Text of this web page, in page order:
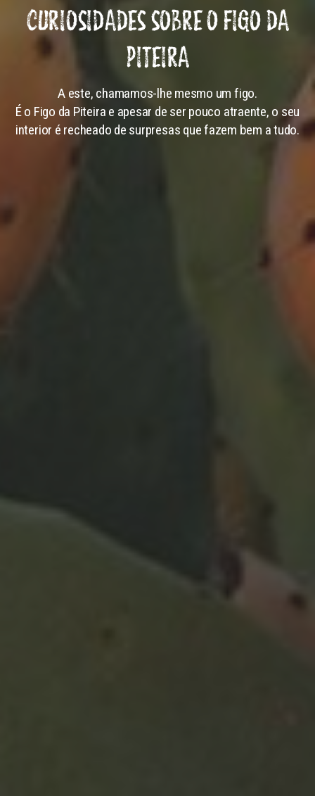
CURIOSIDADES SOBRE O FIGO DA
PITEIRA
A este, chamamos-lhe mesmo um figo.
É o Figo da Piteira e apesar de ser pouco atraente, o seu
interior é recheado de surpresas que fazem bem a tudo.